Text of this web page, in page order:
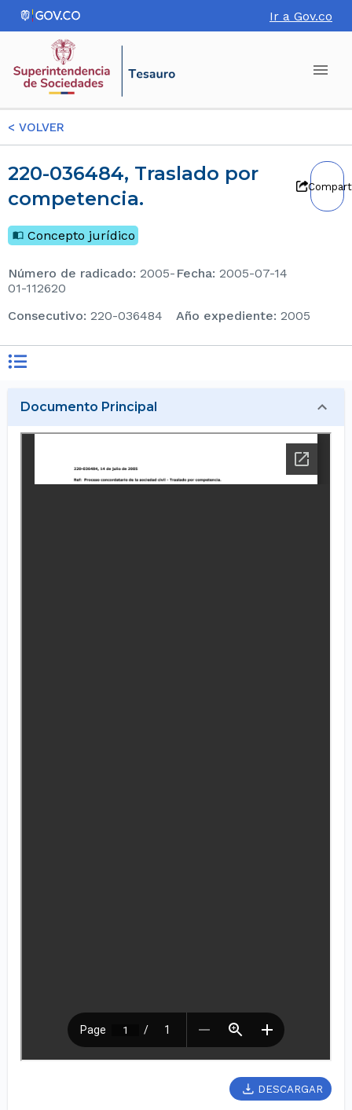
Ir a Gov.co
< VOLVER
220-036484, Traslado por
competencia.
Concepto jurídico
Número de radicado: 2005-
01-112620
Fecha: 2005-07-14
consecutivo: 220-036484 Año expediente: 2005
Documento Principal
DESCARGAR